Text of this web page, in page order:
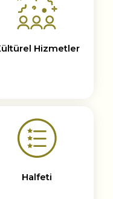
Hizmetler
Halfeti